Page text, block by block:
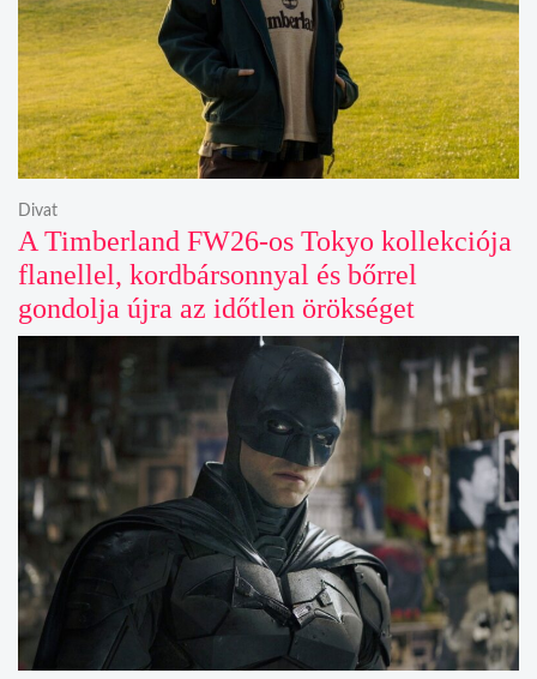
A Timberland FW26-os Tokyo kollekciója
flanellel, kordbársonnyal és bőrrel
gondolja újra az időtlen örökséget
Divat